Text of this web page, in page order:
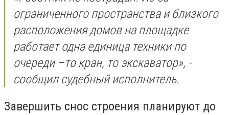
ограниченного пространства и близкого
расположения домов на площадке
работает одна единица техники по
очереди –то кран, то экскаватор», -
сообщил судебный исполнитель.
Завершить снос строения планируют до